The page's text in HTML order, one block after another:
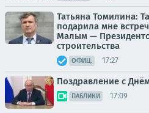
Татьяна Томилина:
подарила мне
Малым —
строительства
ОФИЦ. 17:27
Поздравление с
ПАБЛИКИ 17:09